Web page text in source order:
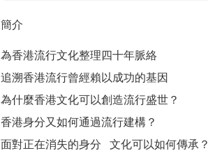
簡介
為香港流行文化整理四十年脈絡
追溯香港流行曾經賴以成功的基因
為什麼香港文化可以創造流行盛世？
香港身分又如何通過流行建構？
面對正在消失的身分   文化可以如何傳承？